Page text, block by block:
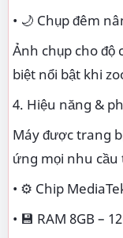
• 🌙 Chụp đêm
Ảnh chụp cho độ
biệt nổi bật khi
4. Hiệu năng &
Máy được trang
ứng mọi nhu cầu
• ⚙️ Chip
• 💾 RAM 8GB –